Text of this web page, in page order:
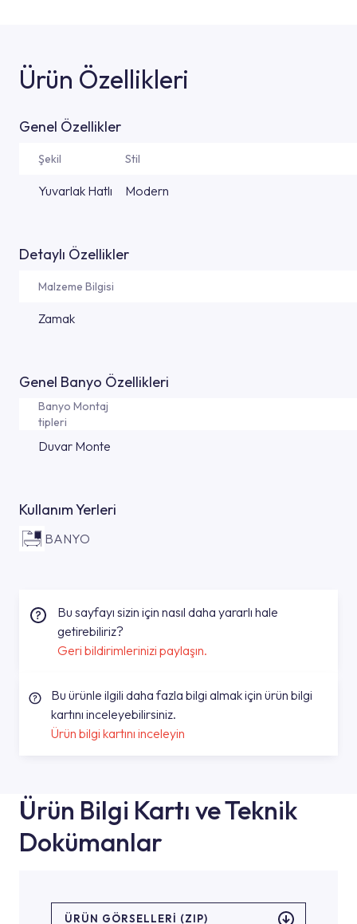
Ürün Özellikleri
Genel Özellikler
Şekil Stil
Yuvarlak Hatlı Modern
Detaylı Özellikler
Malzeme Bilgisi
Zamak
Genel Banyo Özellikleri
Banyo Montaj
tipleri
Duvar Monte
Kullanım Yerleri
BANYO
Bu sayfayı sizin için nasıl daha yararlı hale
getirebiliriz?
Geri bildirimlerinizi paylaşın.
Bu ürünle ilgili daha fazla bilgi almak için ürün bilgi
kartını inceleyebilirsiniz.
Ürün bilgi kartını inceleyin
Ürün Bilgi Kartı ve Teknik
Dokümanlar
ÜRÜN GÖRSELLERI (ZIP)